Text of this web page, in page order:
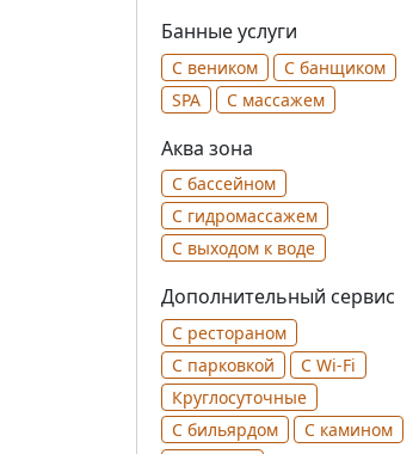
Банные услуги
С веником
С банщиком
SPA
С массажем
Аква зона
С бассейном
С гидромассажем
С выходом к воде
Дополнительный сервис
С рестораном
С парковкой
С Wi-Fi
Круглосуточные
С бильярдом
С камином